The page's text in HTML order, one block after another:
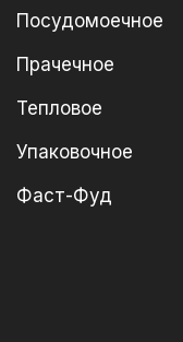
Посудомоечное
Прачечное
Тепловое
Упаковочное
Фаст-Фуд